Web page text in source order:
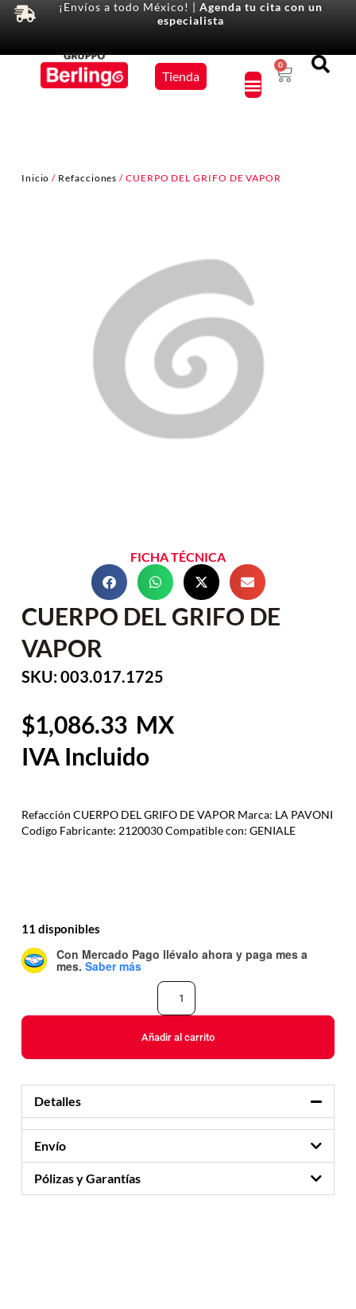
¡Envíos a todo México! | Agenda tu cita con un
especialista
Tienda
0
Inicio / Refacciones / CUERPO DEL GRIFO DE VAPOR
FICHA TÉCNICA
CUERPO DEL GRIFO DE
VAPOR
SKU: 003.017.1725
1,086.33
Refacción CUERPO DEL GRIFO DE VAPOR Marca: LA PAVONI
Codigo Fabricante: 2120030 Compatible con: GENIALE
11 disponibles
Con Mercado Pago llévalo ahora y paga mes a
mes. Saber más
Añadir al carrito
Detalles
Envío
Pólizas y Garantías